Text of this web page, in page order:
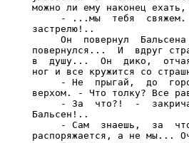
можно ли ему наконец
- ...мы  тебя
застрелю!..
Он  повернул
повернулся...  И  вдруг
в  душу...  Он  дико,
ног и все кружится со
- Не  прыгай,  до
верхом. - Что толку? Все
- За  что?!  -
Бальсен!..
- Сам  знаешь,  за
распоряжается, а не мы...